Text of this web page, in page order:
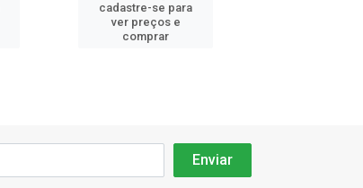
cadastre-se para
ver preços e
comprar